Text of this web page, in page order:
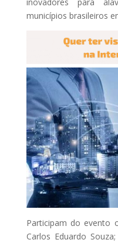
municípios brasileiros
Participam do evento
Carlos Eduardo